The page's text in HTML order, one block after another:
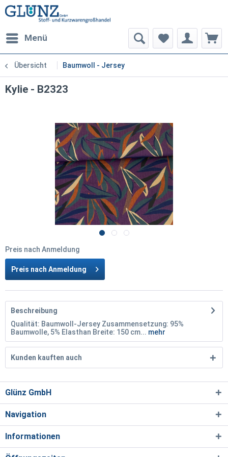
Menü
Übersicht Baumwoll - Jersey
Kylie - B2323
Preis nach Anmeldung
Preis nach Anmeldung
Beschreibung
Qualität: Baumwoll-Jersey Zusammensetzung: 95%
Baumwolle, 5% Elasthan Breite: 150 cm... mehr
Kunden kauften auch
Glünz GmbH
Navigation
Informationen